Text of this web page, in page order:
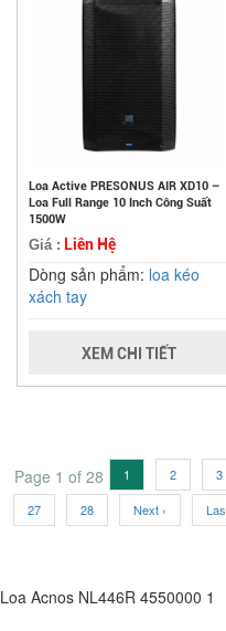
Loa Active PRESONUS AIR XD10 –
Loa Full Range 10 Inch Công Suất
1500W
Giá : Liên Hệ
Dòng sản phẩm: loa kéo
xách tay
XEM CHI TIẾT
Page 1 of 28 1 2 3
27 28 Next ›
Loa Acnos NL446R 4550000 1